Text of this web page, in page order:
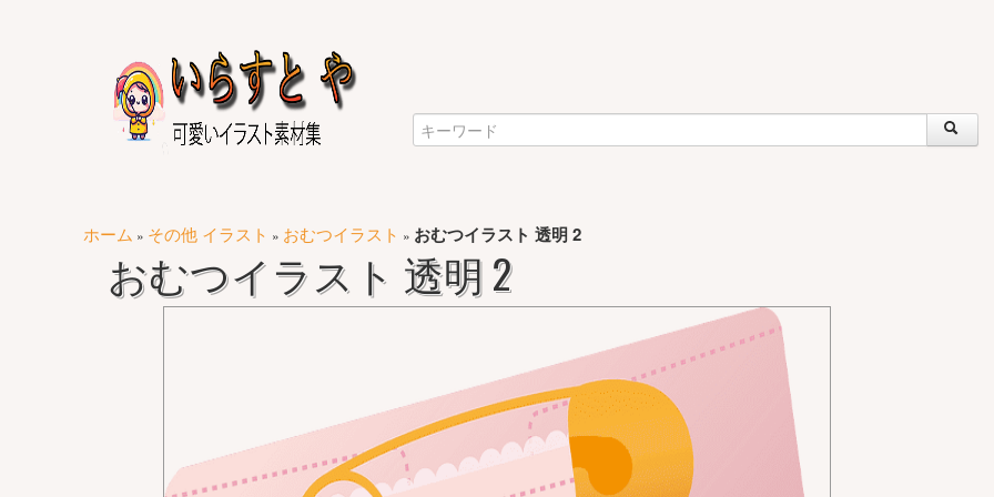
ホーム » その他 イラスト » おむつイラスト » おむつイラスト 透明 2
おむつイラスト 透明 2